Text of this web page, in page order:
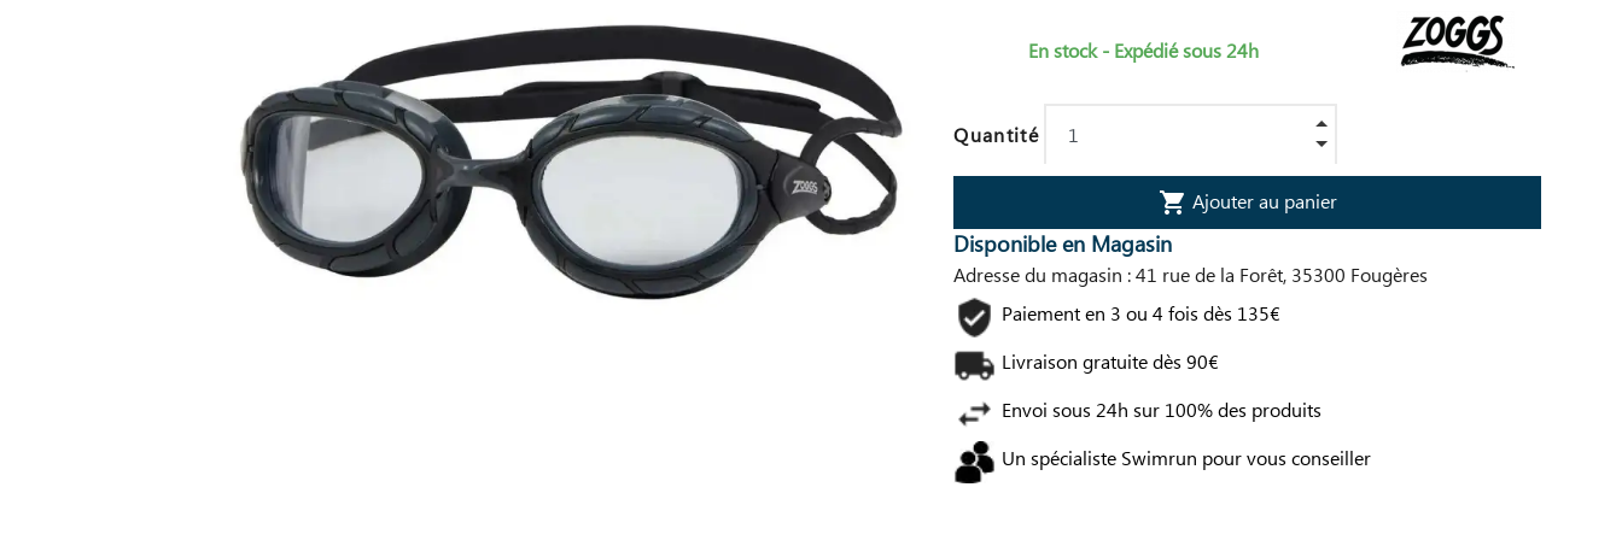
En stock - Expédié sous 24h
Quantité
shopping_cart Ajouter au panier
Disponible en Magasin
Adresse du magasin : 41 rue de la Forêt, 35300 Fougères
Paiement en 3 ou 4 fois dès 135€
Livraison gratuite dès 90€
Envoi sous 24h sur 100% des produits
Un spécialiste Swimrun pour vous conseiller